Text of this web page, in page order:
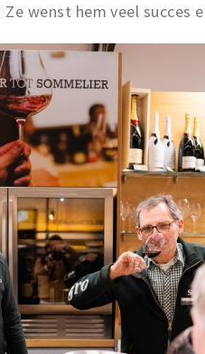
wenst hem veel succes